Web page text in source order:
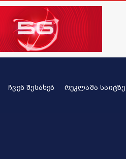
ᲩᲕᲔᲜ ᲨᲔᲡᲐᲮᲔᲑ ᲠᲔᲙᲚᲐᲛᲐ ᲡᲐᲘᲢᲖᲔ